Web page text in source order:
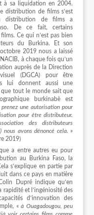
à sa liquidation en 2004.
distribution de films s’est
distribution de films a
De ce fait, certains
Ce qui n’est pas bien
du Burkina. Et son
2019 nous a laissé
à chaque fois qu’un
auprès de la Direction
(DGCA) pour être
lui donnent aussi une
tout le monde sait que
burkinabè est
prenez une autorisation pour
pour être distributeur.
des distributeurs
nous avons dénoncé cela. »
2019)
a entre autres eu pour
au Burkina Faso, la
s’explique en partie par
dans ce pays en matière
Dupré indique qu’en
rapidité et l’ingéniosité des
d’innovation des
«à Ouagadougou, peu